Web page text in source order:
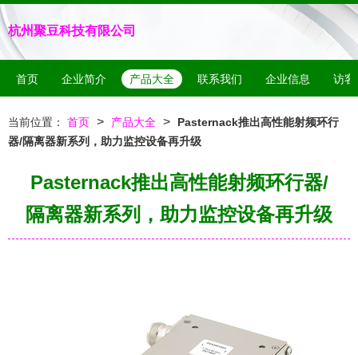
杭州聚豆科技有限公司
首页 企业简介 产品大全 联系我们 企业信息 访客
当前位置： 首页 > 产品大全 >
Pasternack推出高性能射频环行
器/隔离器新系列，助力监控设备再升级
Pasternack推出高性能射频环行器/
隔离器新系列，助力监控设备再升级